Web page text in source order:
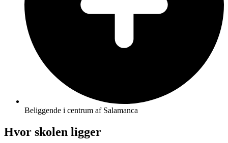
Beliggende i centrum af Salamanca
Hvor skolen ligger